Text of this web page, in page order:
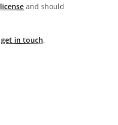
and should
get in touch.